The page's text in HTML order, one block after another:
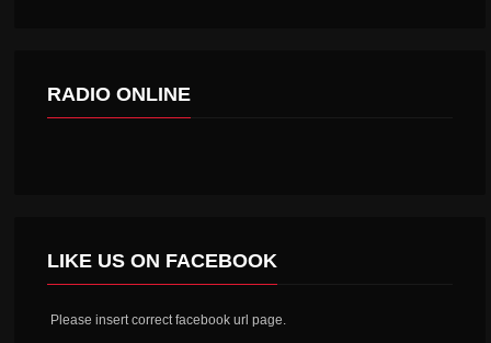
RADIO ONLINE
LIKE US ON FACEBOOK
Please insert correct facebook url page.